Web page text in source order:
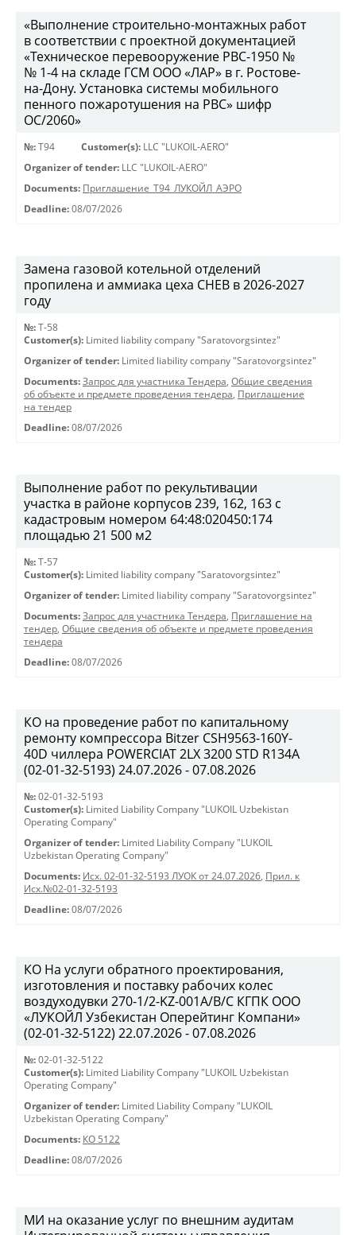
«Выполнение строительно-монтажных работ
в соответствии с проектной документацией
«Техническое перевооружение РВС-1950 №
№ 1-4 на складе ГСМ ООО «ЛАР» в г. Ростове-
на-Дону. Установка системы мобильного
пенного пожаротушения на РВС» шифр
ОС/2060»
№: Т94 Customer(s): LLC "LUKOIL-AERO"
Organizer of tender: LLC "LUKOIL-AERO"
Documents: Приглашение_Т94_ЛУКОЙЛ_АЭРО
Deadline: 08/07/2026
Замена газовой котельной отделений
пропилена и аммиака цеха СНЕВ в 2026-2027
году
№: Т-58
Customer(s): Limited liability company "Saratovorgsintez"
Organizer of tender: Limited liability company "Saratovorgsintez"
Documents: Запрос для участника Тендера, Общие сведения
об объекте и предмете проведения тендера, Приглашение
на тендер
Deadline: 08/07/2026
Выполнение работ по рекультивации
участка в районе корпусов 239, 162, 163 с
кадастровым номером 64:48:020450:174
площадью 21 500 м2
№: T-57
Customer(s): Limited liability company "Saratovorgsintez"
Organizer of tender: Limited liability company "Saratovorgsintez"
Documents: Запрос для участника Тендера, Приглашение на
тендер, Общие сведения об объекте и предмете проведения
тендера
Deadline: 08/07/2026
КО на проведение работ по капитальному
ремонту компрессора Bitzer CSH9563-160Y-
40D чиллера POWERCIAT 2LX 3200 STD R134A
(02-01-32-5193) 24.07.2026 - 07.08.2026
№: 02-01-32-5193
Customer(s): Limited Liability Company "LUKOIL Uzbekistan
Operating Company"
Organizer of tender: Limited Liability Company "LUKOIL
Uzbekistan Operating Company"
Documents: Исх. 02-01-32-5193 ЛУОК от 24.07.2026, Прил. к
Исх.№02-01-32-5193
Deadline: 08/07/2026
КО На услуги обратного проектирования,
изготовления и поставку рабочих колес
воздуходувки 270-1/2-KZ-001A/B/C КГПК OOO
«ЛУКОЙЛ Узбекистан Оперейтинг Компани»
(02-01-32-5122) 22.07.2026 - 07.08.2026
№: 02-01-32-5122
Customer(s): Limited Liability Company "LUKOIL Uzbekistan
Operating Company"
Organizer of tender: Limited Liability Company "LUKOIL
Uzbekistan Operating Company"
Documents: КО 5122
Deadline: 08/07/2026
МИ на оказание услуг по внешним аудитам